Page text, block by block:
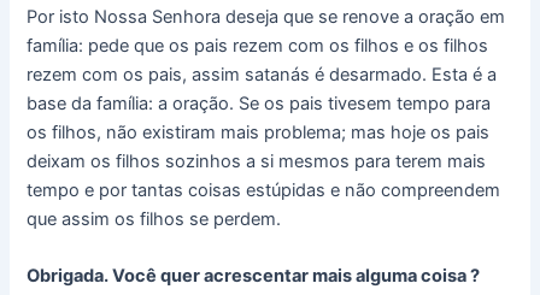
Por isto Nossa Senhora deseja que se renove a oração em
família: pede que os pais rezem com os filhos e os filhos
rezem com os pais, assim satanás é desarmado. Esta é a
base da família: a oração. Se os pais tivesem tempo para
os filhos, não existiram mais problema; mas hoje os pais
deixam os filhos sozinhos a si mesmos para terem mais
tempo e por tantas coisas estúpidas e não compreendem
que assim os filhos se perdem.
Obrigada. Você quer acrescentar mais alguma coisa ?